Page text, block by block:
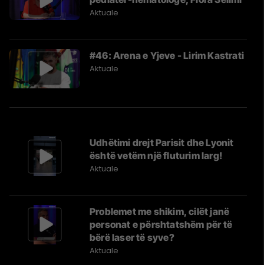
Aktuale
#46: Arena e Yjeve - Lirim Kastrati
Aktuale
Udhëtimi drejt Parisit dhe Lyonit
është vetëm një fluturim larg!
Aktuale
Problemet me shikim, cilët janë
personat e përshtatshëm për të
bërë laser të syve?
Aktuale